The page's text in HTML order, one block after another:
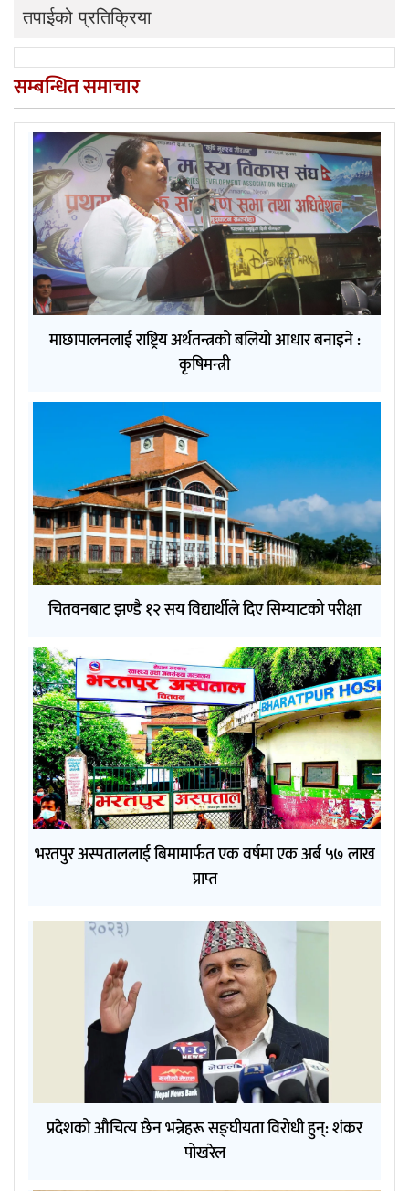
तपाईको प्रतिक्रिया
सम्बन्धित समाचार
माछापालनलाई राष्ट्रिय अर्थतन्त्रको बलियो आधार बनाइने :
कृषिमन्त्री
चितवनबाट झण्डै १२ सय विद्यार्थीले दिए सिम्याटको परीक्षा
भरतपुर अस्पताललाई बिमामार्फत एक वर्षमा एक अर्ब ५७ लाख
प्राप्त
प्रदेशको औचित्य छैन भन्नेहरू सङ्घीयता विरोधी हुन्: शंकर
पोखरेल